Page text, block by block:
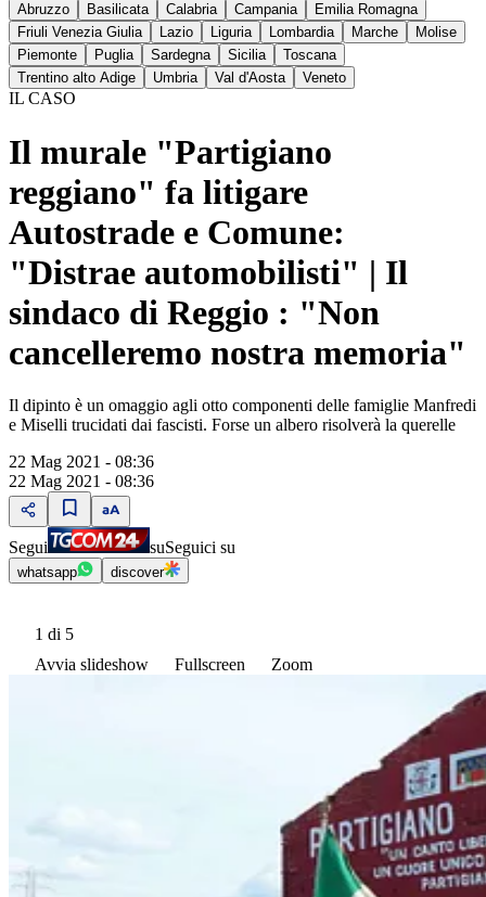
Abruzzo Basilicata Calabria Campania
Emilia Romagna
Friuli Venezia Giulia
Lazio Liguria Lombardia Marche
Molise
Piemonte
Puglia Sardegna Sicilia
Toscana
Trentino alto Adige
Umbria Val d'Aosta Veneto
IL CASO
Il murale "Partigiano
reggiano" fa litigare
Autostrade e Comune:
"Distrae automobilisti" | Il
sindaco di Reggio : "Non
cancelleremo nostra memoria"
Il dipinto è un omaggio agli otto componenti delle famiglie Manfredi
e Miselli trucidati dai fascisti. Forse un albero risolverà la querelle
22 Mag 2021 - 08:36
22 Mag 2021 - 08:36
Segui suSeguici su
whatsapp discover
1 di 5
Avvia slideshow
Fullscreen Zoom